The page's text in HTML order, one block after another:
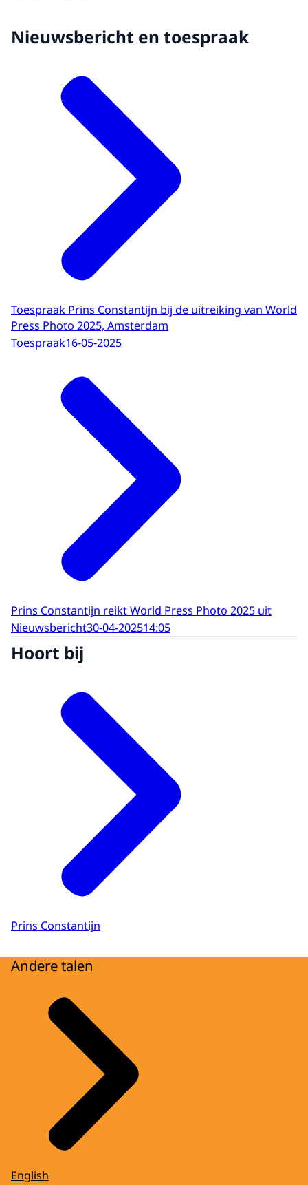
Nieuwsbericht en toespraak
Toespraak Prins Constantijn bij de uitreiking van World
Press Photo 2025, Amsterdam
Toespraak16-05-2025
Prins Constantijn reikt World Press Photo 2025 uit
Nieuwsbericht30-04-202514:05
Hoort bij
Prins Constantijn
Andere talen
English